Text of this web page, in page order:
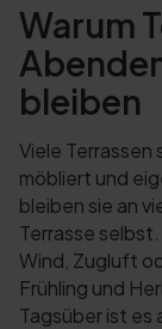
Warum
bleiben
Viele
möbliert und
bleiben sie an
Terrasse
Wind, Zugluft
Frühling und
Tagsüber ist es